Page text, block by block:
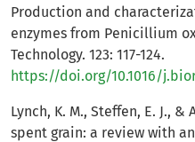
Production and
enzymes from Penicillium
Technology. 123: 117-124.
https://doi.org/10.1016/
Lynch, K. M., Steffen, E. J., &
spent grain: a review with